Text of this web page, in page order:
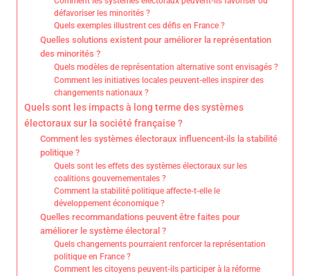
défavoriser les minorités ?
Quels exemples illustrent ces défis en France ?
Quelles solutions existent pour améliorer la représentation
des minorités ?
Quels modèles de représentation alternative sont envisagés ?
Comment les initiatives locales peuvent-elles inspirer des
changements nationaux ?
Quels sont les impacts à long terme des systèmes
électoraux sur la société française ?
Comment les systèmes électoraux influencent-ils la stabilité
politique ?
Quels sont les effets des systèmes électoraux sur les
coalitions gouvernementales ?
Comment la stabilité politique affecte-t-elle le
développement économique ?
Quelles recommandations peuvent être faites pour
améliorer le système électoral ?
Quels changements pourraient renforcer la représentation
politique en France ?
Comment les citoyens peuvent-ils participer à la réforme